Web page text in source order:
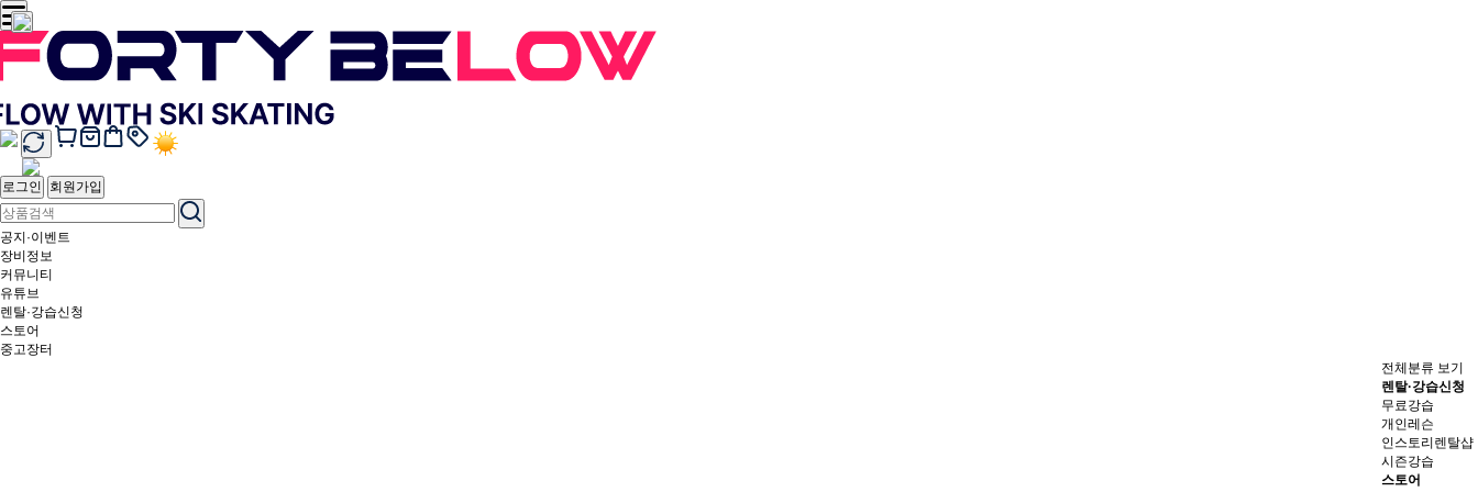
로그인 회원가입
공지·이벤트
장비정보
커뮤니티
유튜브
렌탈·강습신청
스토어
중고장터
전체분류 보기
렌탈·강습신청
무료강습
개인레슨
인스토리렌탈샵
시즌강습
스토어